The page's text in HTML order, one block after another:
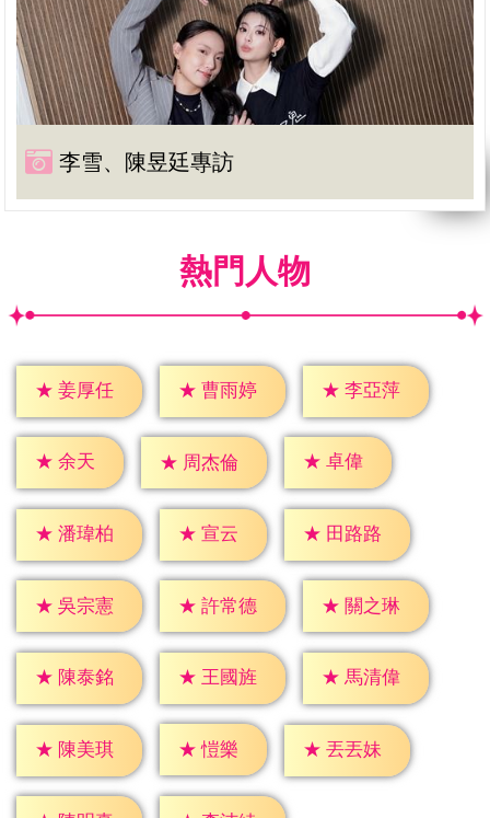
李雪、陳昱廷專訪
熱門人物
★ 姜厚任 ★ 曹雨婷 ★ 李亞萍
★ 余天 ★ 周杰倫 ★ 卓偉
★ 潘瑋柏 ★ 宣云 ★ 田路路
★ 吳宗憲 ★ 許常德 ★ 關之琳
★ 陳泰銘 ★ 王國旌 ★ 馬清偉
★ 陳美琪 ★ 愷樂 ★ 丟丟妹